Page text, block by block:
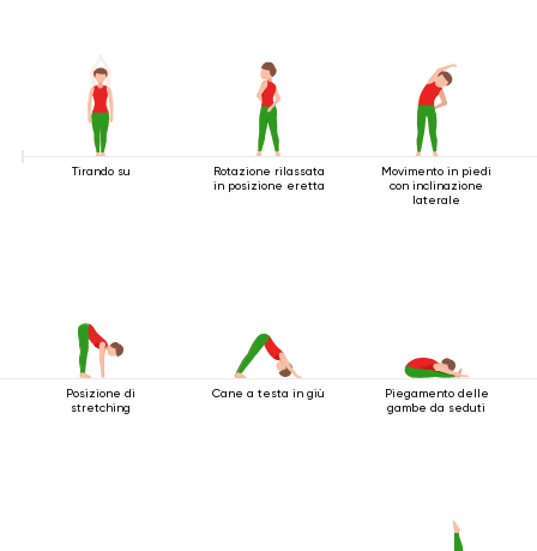
Tirando su
Rotazione rilassata
in posizione eretta
Movimento in piedi
con inclinazione
laterale
Posizione di
stretching
Cane a testa in giù
Piegamento delle
gambe da seduti